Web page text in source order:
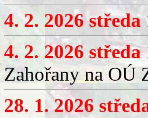
4. 2. 2026 středa
4. 2. 2026 středa
Zahořany na OÚ
28. 1. 2026